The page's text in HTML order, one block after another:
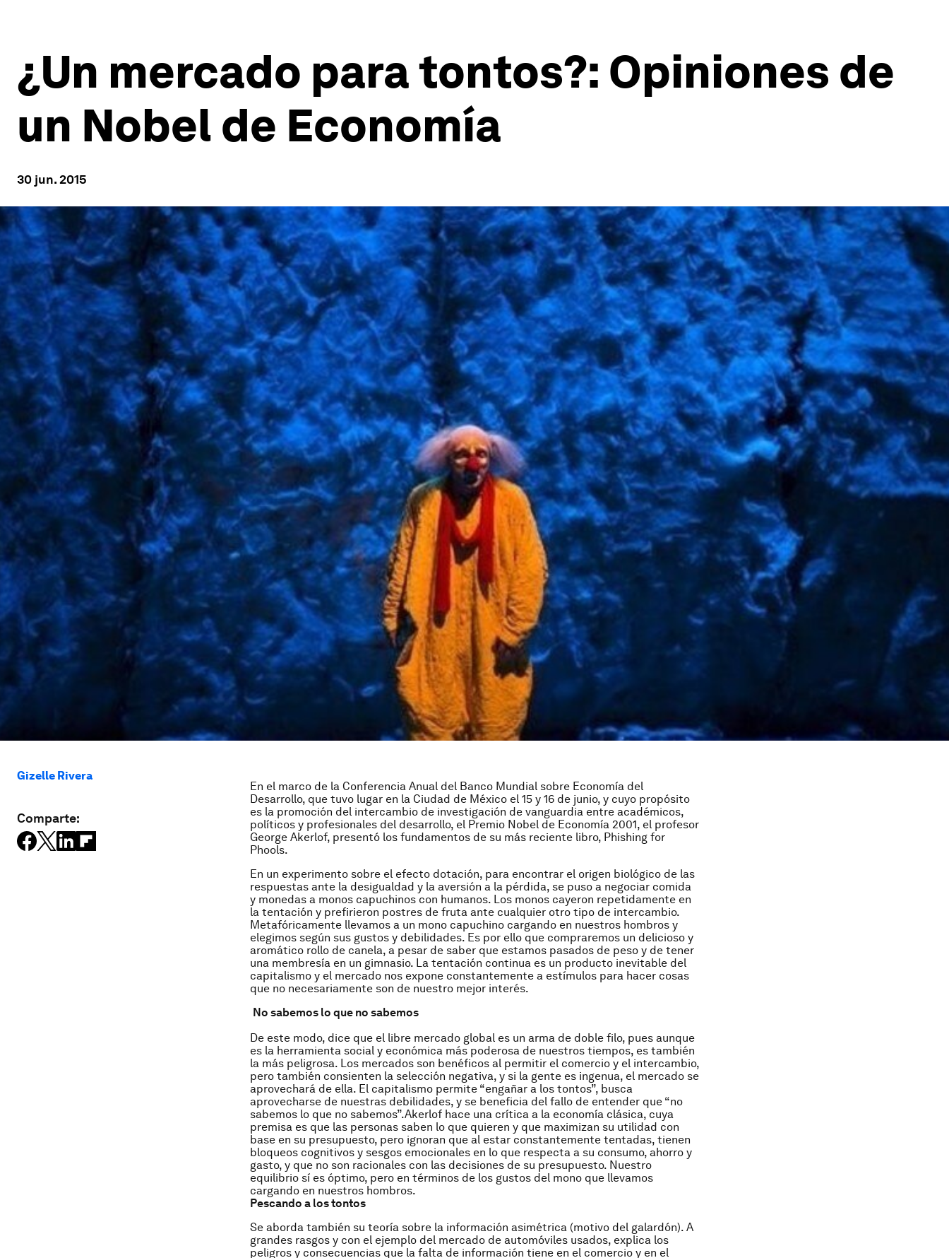
¿Un mercado para tontos?: Opiniones de
un Nobel de Economía
30 jun. 2015
Gizelle Rivera
Comparte:
En el marco de la Conferencia Anual del Banco Mundial sobre Economía del
Desarrollo, que tuvo lugar en la Ciudad de México el 15 y 16 de junio, y cuyo propósito
es la promoción del intercambio de investigación de vanguardia entre académicos,
políticos y profesionales del desarrollo, el Premio Nobel de Economía 2001, el profesor
George Akerlof, presentó los fundamentos de su más reciente libro, Phishing for
Phools.
En un experimento sobre el efecto dotación, para encontrar el origen biológico de las
respuestas ante la desigualdad y la aversión a la pérdida, se puso a negociar comida
y monedas a monos capuchinos con humanos. Los monos cayeron repetidamente en
la tentación y prefirieron postres de fruta ante cualquier otro tipo de intercambio.
Metafóricamente llevamos a un mono capuchino cargando en nuestros hombros y
elegimos según sus gustos y debilidades. Es por ello que compraremos un delicioso y
aromático rollo de canela, a pesar de saber que estamos pasados de peso y de tener
una membresía en un gimnasio. La tentación continua es un producto inevitable del
capitalismo y el mercado nos expone constantemente a estímulos para hacer cosas
que no necesariamente son de nuestro mejor interés.
No sabemos lo que no sabemos
De este modo, dice que el libre mercado global es un arma de doble filo, pues aunque
es la herramienta social y económica más poderosa de nuestros tiempos, es también
la más peligrosa. Los mercados son benéficos al permitir el comercio y el intercambio,
pero también consienten la selección negativa, y si la gente es ingenua, el mercado se
aprovechará de ella. El capitalismo permite “engañar a los tontos”, busca
aprovecharse de nuestras debilidades, y se beneficia del fallo de entender que “no
sabemos lo que no sabemos”.Akerlof hace una crítica a la economía clásica, cuya
premisa es que las personas saben lo que quieren y que maximizan su utilidad con
base en su presupuesto, pero ignoran que al estar constantemente tentadas, tienen
bloqueos cognitivos y sesgos emocionales en lo que respecta a su consumo, ahorro y
gasto, y que no son racionales con las decisiones de su presupuesto. Nuestro
equilibrio sí es óptimo, pero en términos de los gustos del mono que llevamos
cargando en nuestros hombros.
Pescando a los tontos
Se aborda también su teoría sobre la información asimétrica (motivo del galardón). A
grandes rasgos y con el ejemplo del mercado de automóviles usados, explica los
peligros y consecuencias que la falta de información tiene en el comercio y en el